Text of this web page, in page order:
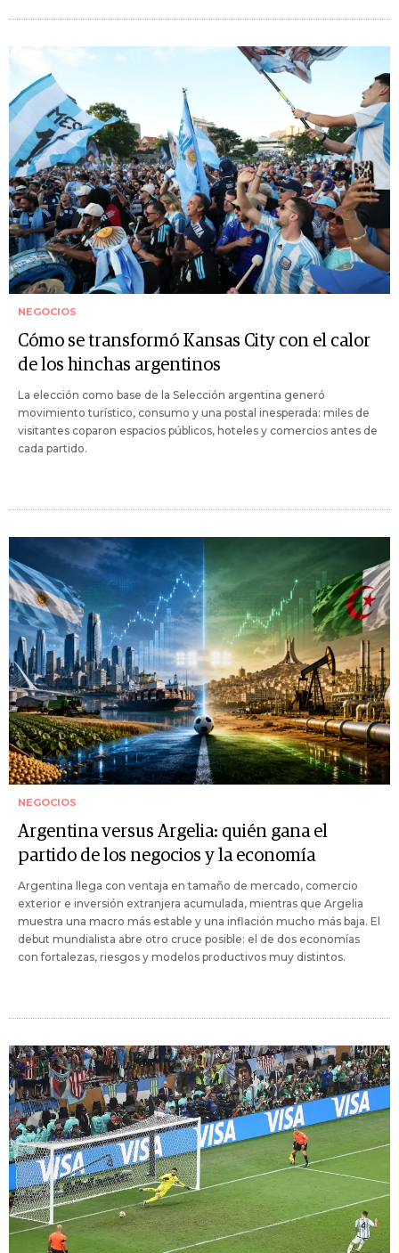
NEGOCIOS
Cómo se transformó Kansas City con el calor
de los hinchas argentinos
La elección como base de la Selección argentina generó
movimiento turístico, consumo y una postal inesperada: miles de
visitantes coparon espacios públicos, hoteles y comercios antes de
cada partido.
NEGOCIOS
Argentina versus Argelia: quién gana el
partido de los negocios y la economía
Argentina llega con ventaja en tamaño de mercado, comercio
exterior e inversión extranjera acumulada, mientras que Argelia
muestra una macro más estable y una inflación mucho más baja. El
debut mundialista abre otro cruce posible: el de dos economías
con fortalezas, riesgos y modelos productivos muy distintos.